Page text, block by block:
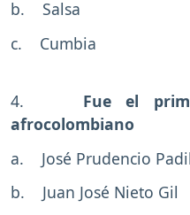
b. Salsa
c. Cumbia
4. Fue el
afrocolombiano
a. José Prudencio
b. Juan José Nieto Gil